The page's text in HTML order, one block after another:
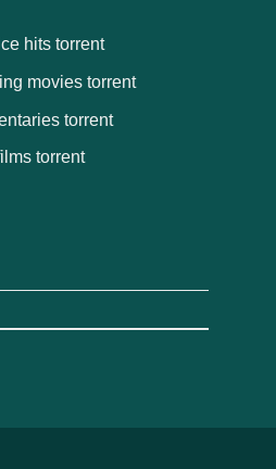
hits torrent
movies torrent
torrent
torrent